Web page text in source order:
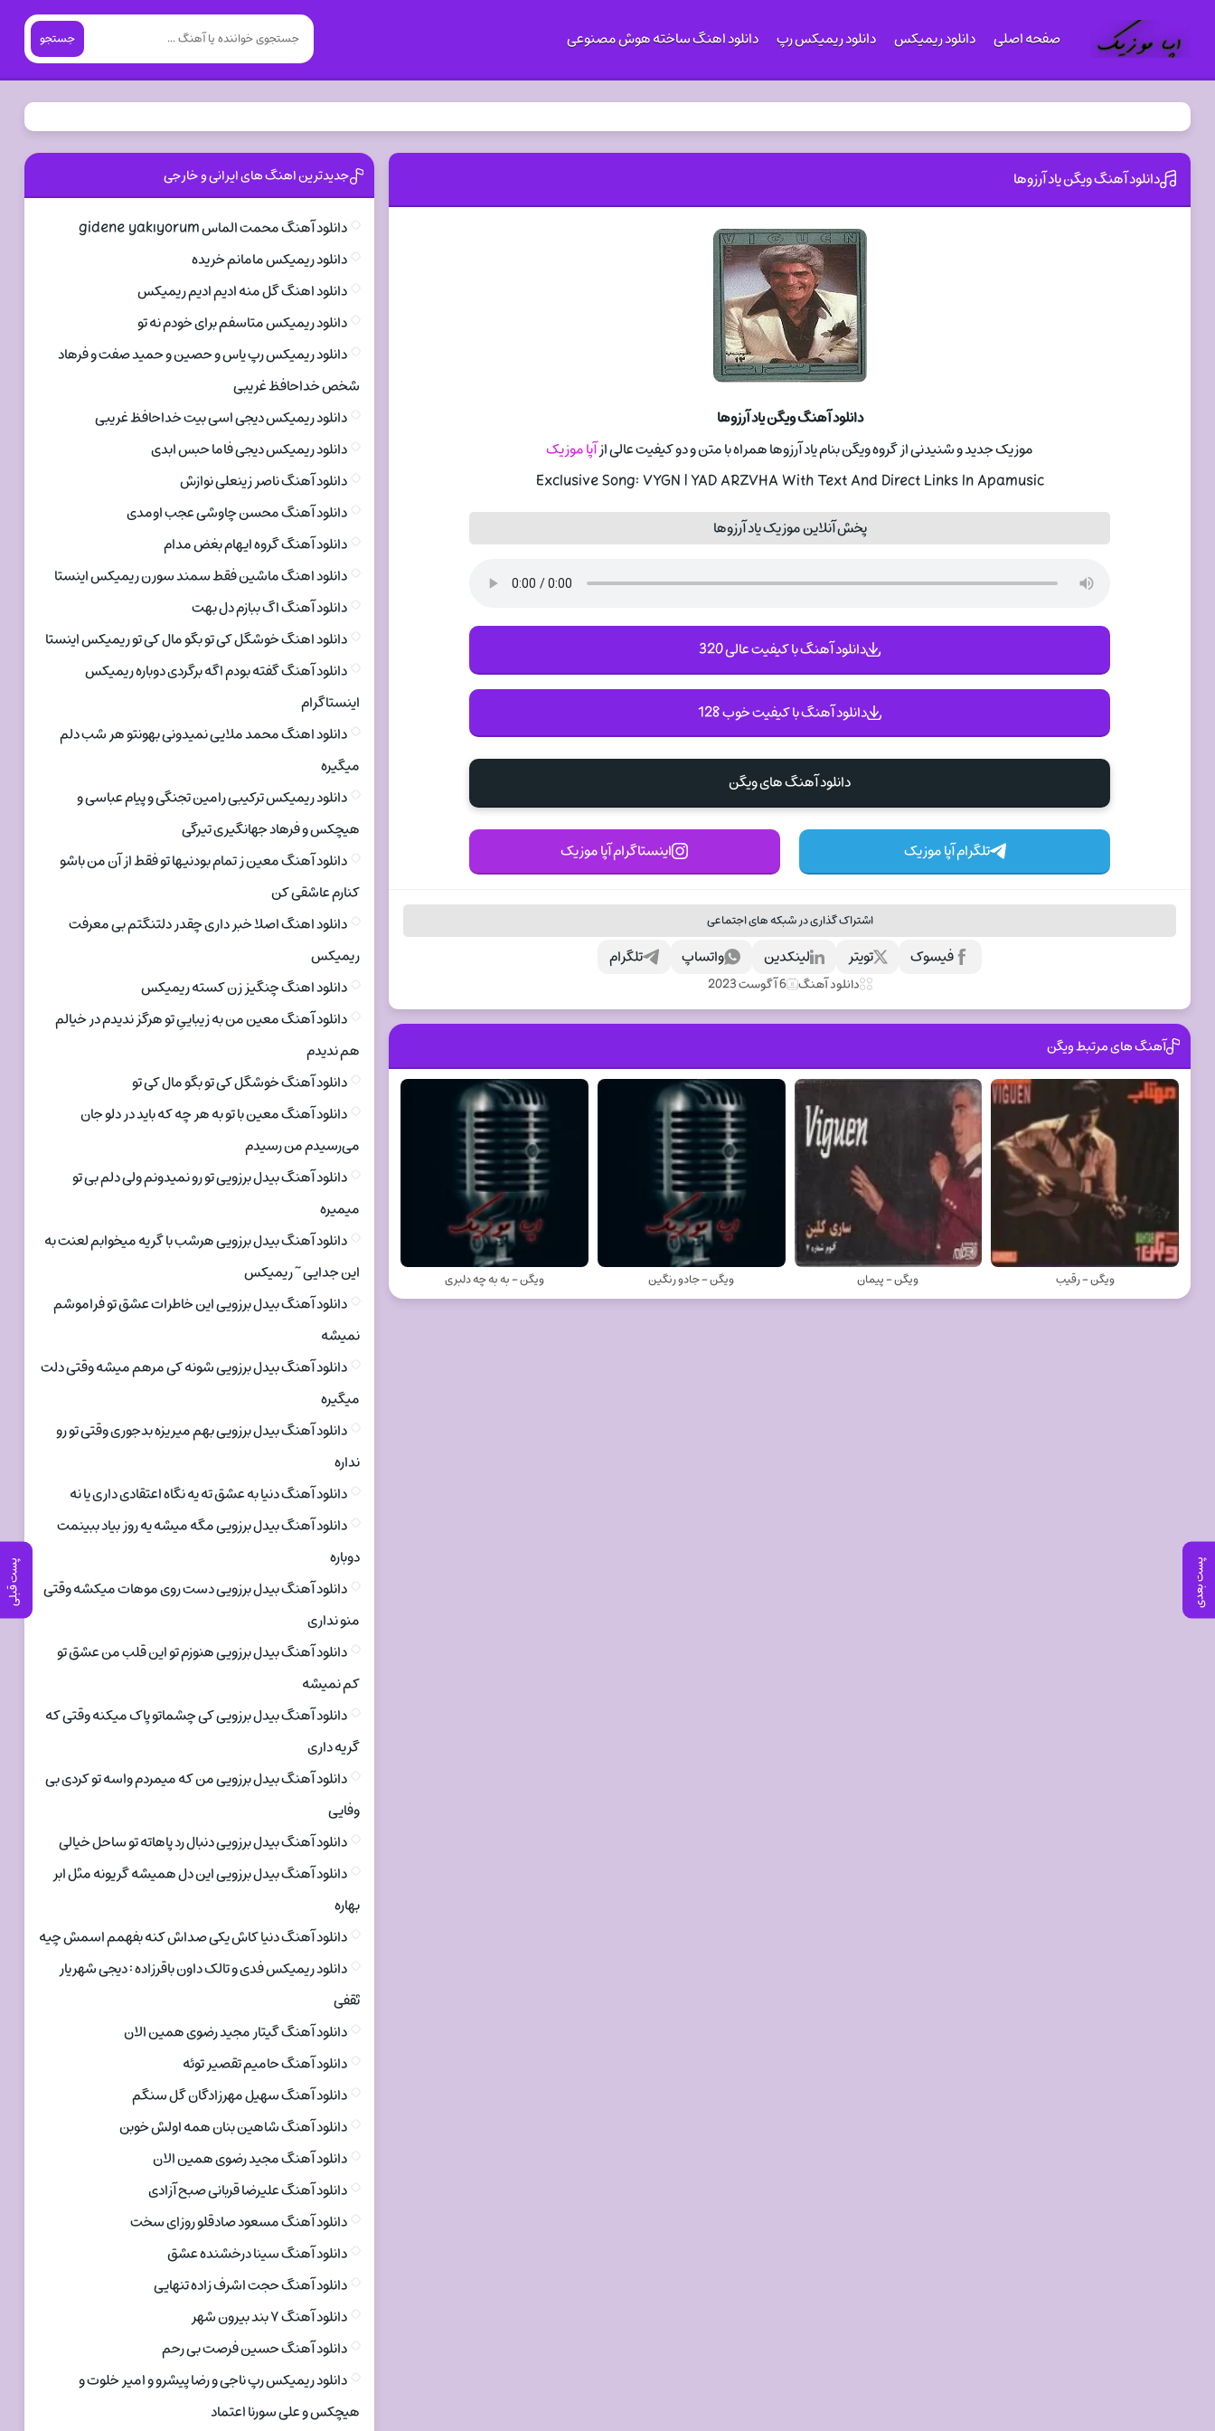
صفحه اصلی دانلود ریمیکس دانلود ریمیکس رپ دانلود اهنگ ساخته هوش مصنوعی جستجو
پست بعدی پست قبلی
دانلود آهنگ ویگن یاد آرزوها
دانلود آهنگ ویگن یاد آرزوها
موزیک جدید و شنیدنی از گروه ویگن بنام یاد آرزوها همراه با متن و دو کیفیت عالی ازآپا موزیک
Exclusive Song: VYGN | YAD ARZVHA With Text And Direct Links In Apamusic
پخش آنلاین موزیک یاد آرزوها
دانلود آهنگ با کیفیت عالی 320
دانلود آهنگ با کیفیت خوب 128
دانلود آهنگ های ویگن
تلگرام آپا موزیک اینستاگرام آپا موزیک
اشتراک گذاری در شبکه های اجتماعی
تلگرام واتساپ لینکدین تویتر فیسوک
دانلود آهنگ 6 آگوست 2023
آهنگ های مرتبط ویگن
ویگن - رقیب ویگن - پیمان ویگن - جادو رنگین ویگن - به به چه دلبری
جدیدترین اهنگ های ایرانی و خارجی
دانلود آهنگ محمت الماس gidene yakıyorum
دانلود ریمیکس مامانم خریده
دانلود اهنگ گل منه ادیم ادیم ریمیکس
دانلود ریمیکس متاسفم برای خودم نه تو
دانلود ریمیکس رپ یاس و حصین و حمید صفت و فرهاد
شخص خداحافظ غریبی
دانلود ریمیکس دیجی اسی بیت خداحافظ غریبی
دانلود ریمیکس دیجی فاما حبس ابدی
دانلود آهنگ ناصر زینعلی نوازش
دانلود آهنگ محسن چاوشی عجب اومدی
دانلود آهنگ گروه ایهام بغض مدام
دانلود اهنگ ماشین فقط سمند سورن ریمیکس اینستا
دانلود آهنگ اگ ببازم دل بهت
دانلود اهنگ خوشگل کی تو بگو مال کی تو ریمیکس اینستا
دانلود آهنگ گفته بودم اگه برگردی دوباره ریمیکس
اینستاگرام
دانلود اهنگ محمد ملایی نمیدونی بهونتو هر شب دلم
میگیره
دانلود ریمیکس ترکیبی رامین تجنگی و پیام عباسی و
هیچکس و فرهاد جهانگیری تیرگی
دانلود آهنگ معین ز تمام بودنیها تو فقط از آن من باشو
کنارم عاشقی کن
دانلود اهنگ اصلا خبر داری چقدر دلتنگتم بی معرفت
ریمیکس
دانلود اهنگ چنگیز زن کسته ریمیکس
دانلود آهنگ معین من به زیباییِ تو هرگز ندیدم در خیالم
هم ندیدم
دانلود آهنگ خوشگل کی تو بگو مال کی تو
دانلود آهنگ معین با تو به هر چه که باید در دلو جان
می‌رسیدم من رسیدم
دانلود آهنگ بیدل برزویی تو رو نمیدونم ولی دلم بی تو
میمیره
دانلود آهنگ بیدل برزویی هرشب با گریه میخوابم لعنت به
این جدایی ~ ریمیکس
دانلود آهنگ بیدل برزویی این خاطرات عشق تو فراموشم
نمیشه
دانلود آهنگ بیدل برزویی شونه کی مرهم میشه وقتی دلت
میگیره
دانلود آهنگ بیدل برزویی بهم میریزه بدجوری وقتی تو رو
نداره
دانلود آهنگ دنیا به عشق ته یه نگاه اعتقادی داری یا نه
دانلود آهنگ بیدل برزویی مگه میشه یه روز بیاد ببینمت
دوباره
دانلود آهنگ بیدل برزویی دست روی موهات میکشه وقتی
منو نداری
دانلود آهنگ بیدل برزویی هنوزم تو این قلب من عشق تو
کم نمیشه
دانلود آهنگ بیدل برزویی کی چشماتو پاک میکنه وقتی که
گریه داری
دانلود آهنگ بیدل برزویی من که میمردم واسه تو کردی بی
وفایی
دانلود آهنگ بیدل برزویی دنبال رد پاهاته تو ساحل خیالی
دانلود آهنگ بیدل برزویی این دل همیشه گریونه مثل ابر
بهاره
دانلود آهنگ دنیا کاش یکی صداش کنه بفهمم اسمش چیه
دانلود ریمیکس فدی و تالک داون باقرزاده : دیجی شهریار
ثقفی
دانلود آهنگ گیتار مجید رضوی همین الان
دانلود آهنگ حامیم تقصیر توئه
دانلود آهنگ سهیل مهرزادگان گل سنگم
دانلود آهنگ شاهین بنان همه اولش خوبن
دانلود آهنگ مجید رضوی همین الان
دانلود آهنگ علیرضا قربانی صبح آزادی
دانلود آهنگ مسعود صادقلو روزای سخت
دانلود آهنگ سینا درخشنده عشق
دانلود آهنگ حجت اشرف زاده تنهایی
دانلود آهنگ ۷ بند بیرون شهر
دانلود آهنگ حسین فرصت بی رحم
دانلود ریمیکس رپ ناجی و رضا پیشرو و امیر خلوت و
هیچکس و علی سورنا اعتماد